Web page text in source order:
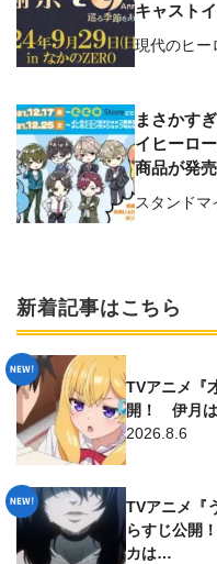
キャスト
現代のヒ
まさかす
イヒーロ
商品が発売
スタンドマ
新着記事はこちら
TVアニメ『
開！ 伊月
2026.8.6
TVアニメ『
らすじ公開
カは…